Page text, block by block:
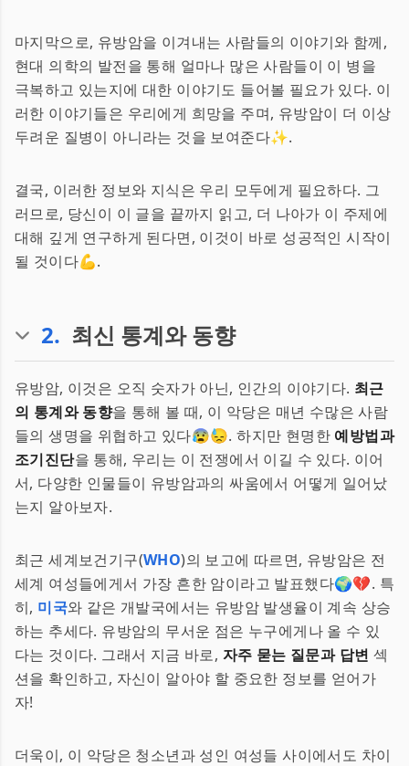
마지막으로, 유방암을 이겨내는 사람들의 이야기와 함께,
현대 의학의 발전을 통해 얼마나 많은 사람들이 이 병을
극복하고 있는지에 대한 이야기도 들어볼 필요가 있다. 이
러한 이야기들은 우리에게 희망을 주며, 유방암이 더 이상
두려운 질병이 아니라는 것을 보여준다✨.
결국, 이러한 정보와 지식은 우리 모두에게 필요하다. 그
러므로, 당신이 이 글을 끝까지 읽고, 더 나아가 이 주제에
대해 깊게 연구하게 된다면, 이것이 바로 성공적인 시작이
될 것이다💪.
2. 최신 통계와 동향
유방암, 이것은 오직 숫자가 아닌, 인간의 이야기다. 최근
의 통계와 동향을 통해 볼 때, 이 악당은 매년 수많은 사람
들의 생명을 위협하고 있다😰😓. 하지만 현명한 예방법과
조기진단을 통해, 우리는 이 전쟁에서 이길 수 있다. 이어
서, 다양한 인물들이 유방암과의 싸움에서 어떻게 일어났
는지 알아보자.
최근 세계보건기구(WHO)의 보고에 따르면, 유방암은 전
세계 여성들에게서 가장 흔한 암이라고 발표했다🌍💔. 특
히, 미국와 같은 개발국에서는 유방암 발생율이 계속 상승
하는 추세다. 유방암의 무서운 점은 누구에게나 올 수 있
다는 것이다. 그래서 지금 바로, 자주 묻는 질문과 답변 섹
션을 확인하고, 자신이 알아야 할 중요한 정보를 얻어가
자!
더욱이, 이 악당은 청소년과 성인 여성들 사이에서도 차이